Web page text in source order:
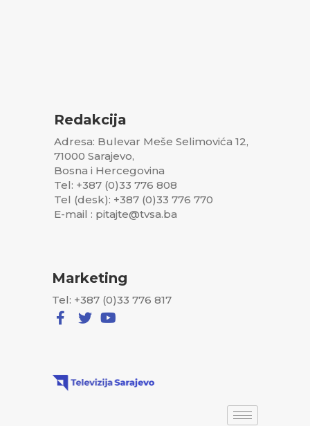
Redakcija
Adresa: Bulevar Meše Selimovića 12,
71000 Sarajevo,
Bosna i Hercegovina
Tel: +387 (0)33 776 808
Tel (desk): +387 (0)33 776 770
E-mail : pitajte@tvsa.ba
Marketing
Tel: +387 (0)33 776 817